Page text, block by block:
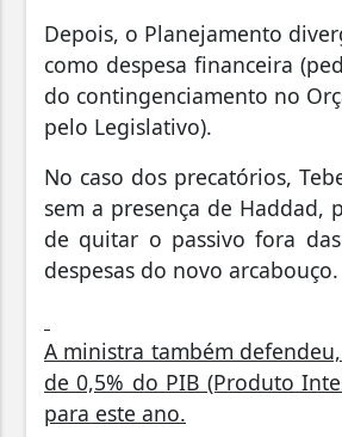
Depois, o Planejamento
como despesa financeira
do contingenciamento no
pelo Legislativo).
No caso dos precatórios,
sem a presença de
de quitar o passivo fora
despesas do novo arcabouço.
A ministra também
de 0,5% do PIB (Produto
para este ano.